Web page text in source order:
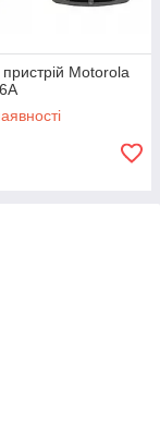
Motorola